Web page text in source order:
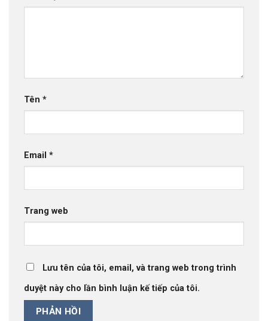
Tên *
Email *
Trang web
Lưu tên của tôi, email, và trang web trong trình
duyệt này cho lần bình luận kế tiếp của tôi.